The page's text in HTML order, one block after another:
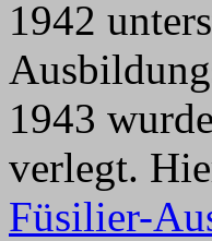
1942
1943
verlegt.
Füsilier-